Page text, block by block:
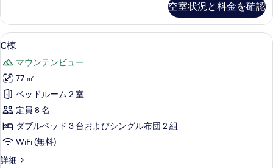
表
示
す
る
細
空室状況と料金を確認
C
棟
の
す
べ
て
の
写
真
50
C棟
マウンテンビュー
77 ㎡
ベッドルーム 2 室
定員 8 名
ダブルベッド 3 台およびシングル布団 2 組
WiFi (無料)
詳細
C